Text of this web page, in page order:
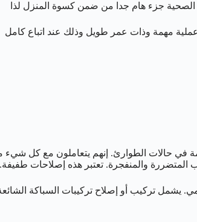
الصحية جزء هام جدا من ضمن كسوة المنزل لذا
مهمة وذات عمر طويل وذلك عند اتباع كامل
في حالات الطوارئ. إنهم يتعاملون مع كل شيء
المتضررة والمنفجرة. تعتبر هذه إصلاحات طفيفة.
يشمل تركيب أو إصلاح تركيبات السباكة